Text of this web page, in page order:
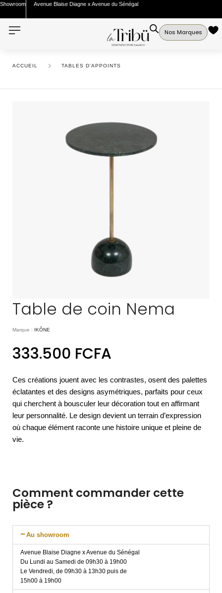
Showroom Avenue Blaise Diagne x Avenue du Sénégal
Nos Marques
ACCUEIL TABLES D'APPOINTS
Table de coin Nema
Marque : IKÔNE
333.500 FCFA
Ces créations jouent avec les contrastes, osent des palettes
éclatantes et des designs asymétriques, parfaits pour ceux
qui cherchent à bousculer leur décoration tout en affirmant
leur personnalité. Le design devient un terrain d’expression
où chaque élément raconte une histoire unique et pleine de
vie.
Comment commander cette
pièce ?
Au showroom
Avenue Blaise Diagne x Avenue du Sénégal
Du Lundi au Samedi de 09h30 à 19h00
Le Vendredi, de 09h30 à 13h30 puis de
15h00 à 19h00